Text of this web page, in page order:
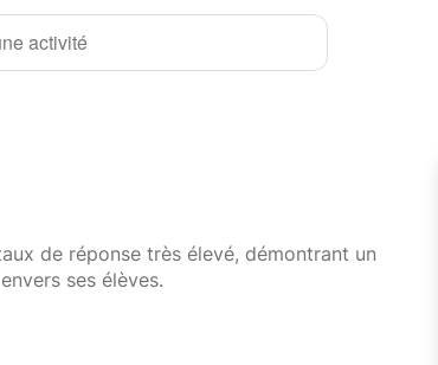
activité
de réponse très élevé, démontrant un
ses élèves.